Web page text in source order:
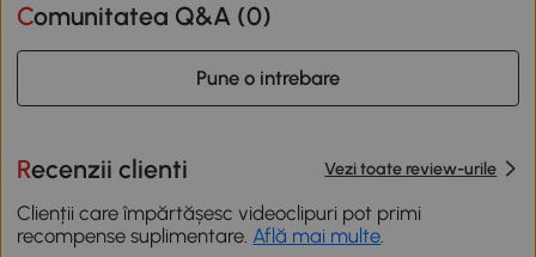
Comunitatea Q&A (0)
Pune o intrebare
Recenzii clienti Vezi toate review-urile
Clienții care împărtășesc videoclipuri pot primi
recompense suplimentare. Află mai multe